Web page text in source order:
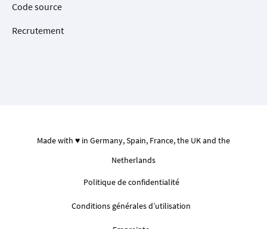
Code source
Recrutement
Made with ♥ in Germany, Spain, France, the UK and the
Netherlands
Politique de confidentialité
Conditions générales d’utilisation